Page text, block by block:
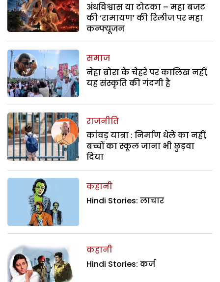
अंधविश्वास या टोटका – महा बजट
की ‘रामायण’ की रिलीज पर महा
कन्फ्यूजन
समाज
नेहा बोरा के चेहरे पर कालिख नहीं,
यह संस्कृति की गंदगी है
राजनीति
कांवड़ यात्रा : निर्माण धेले का नहीं,
बच्चों का स्कूल जाना भी छुड़वा
दिया
कहानी
Hindi Stories: लाचार
कहानी
Hindi Stories: कर्ज